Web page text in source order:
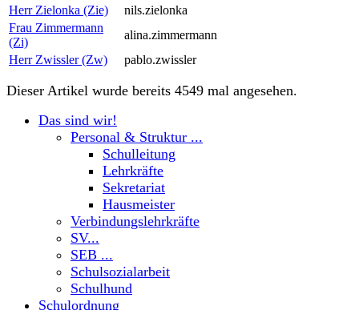
Herr Zielonka (Zie)
nils.zielonka
Frau Zimmermann
(Zi)
alina.zimmermann
Herr Zwissler (Zw)
pablo.zwissler
Dieser Artikel wurde bereits 4549 mal angesehen.
Das sind wir!
Personal & Struktur ...
Schulleitung
Lehrkräfte
Sekretariat
Hausmeister
Verbindungslehrkräfte
SV...
SEB ...
Schulsozialarbeit
Schulhund
Schulordnung